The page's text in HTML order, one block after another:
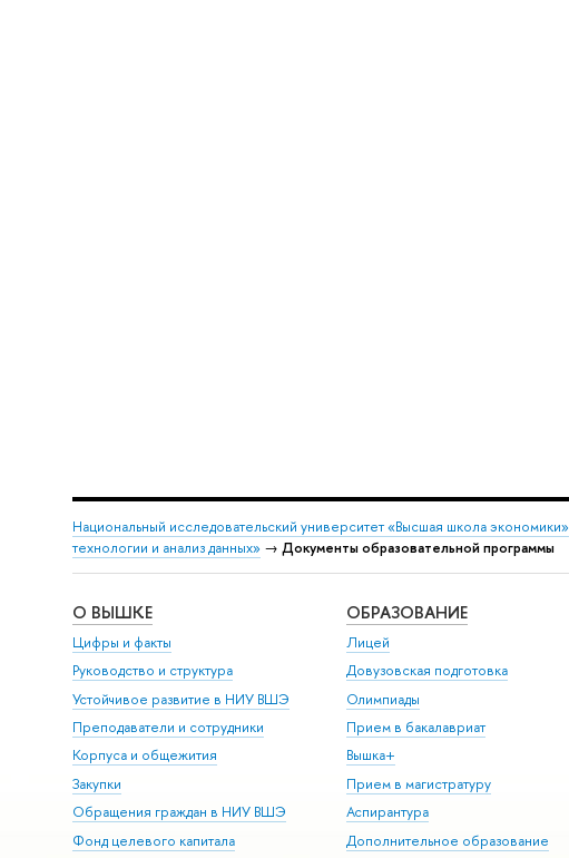
Национальный исследовательский университет «Высшая школа экономики»
технологии и анализ данных» → Документы образовательной программы
О ВЫШКЕ
Цифры и факты
Руководство и структура
Устойчивое развитие в НИУ ВШЭ
Преподаватели и сотрудники
Корпуса и общежития
Закупки
Обращения граждан в НИУ ВШЭ
Фонд целевого капитала
ОБРАЗОВАНИЕ
Лицей
Довузовская подготовка
Олимпиады
Прием в бакалавриат
Вышка+
Прием в магистратуру
Аспирантура
Дополнительное образование